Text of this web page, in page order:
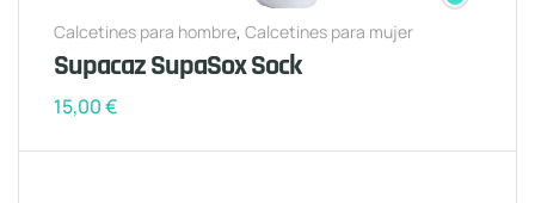
Calcetines para hombre, Calcetines para mujer
Supacaz SupaSox Sock
15,00€